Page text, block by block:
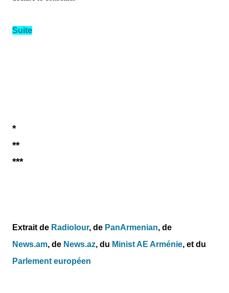
Suite
*
**
***
Extrait de Radiolour, de PanArmenian, de
News.am, de News.az, du Minist AE Arménie, et du
Parlement européen